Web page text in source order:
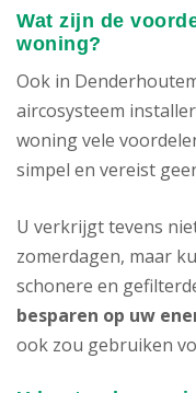
Wat zijn de
woning?
Ook in
aircosysteem
woning vele
simpel en vereist
U verkrijgt tevens
zomerdagen, maar
schonere en
besparen op uw
ook zou gebruiken